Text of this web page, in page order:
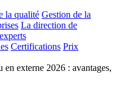
la qualité Gestion de la
La direction de
Certifications Prix
externe 2026 : avantages,